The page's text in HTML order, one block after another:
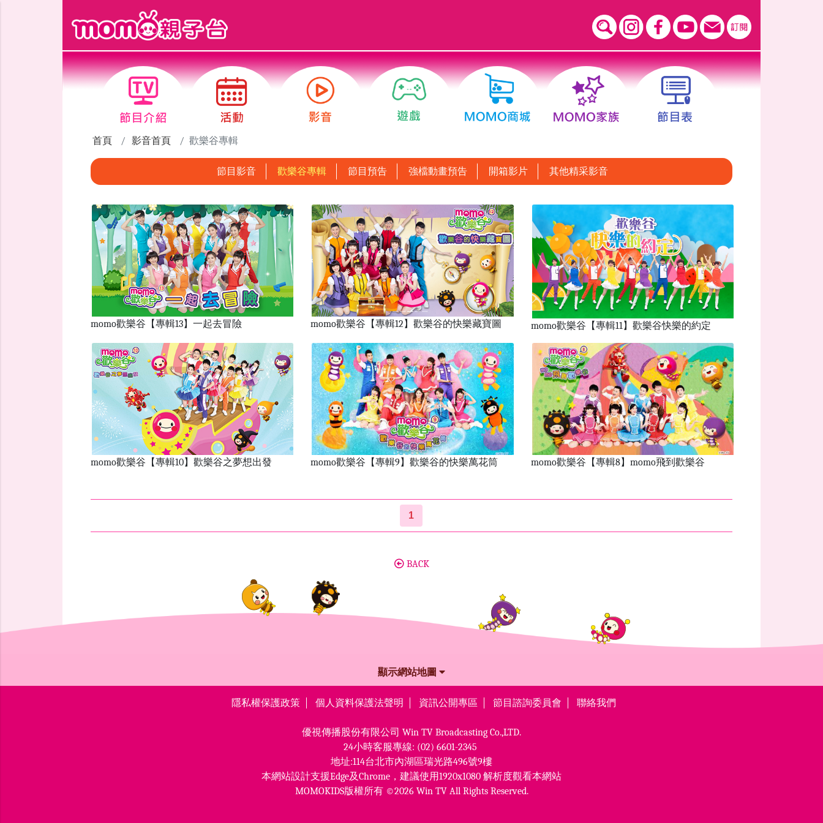
首頁 影音首頁 歡樂谷專輯
節目影音 歡樂谷專輯 節目預告 強檔動畫預告 開箱影片 其他精采影音
momo歡樂谷【專輯13】一起去冒險 momo歡樂谷【專輯12】歡樂谷的快樂藏寶圖 momo歡樂谷【專輯11】歡樂谷快樂的約定
momo歡樂谷【專輯10】歡樂谷之夢想出發 momo歡樂谷【專輯9】歡樂谷的快樂萬花筒 momo歡樂谷【專輯8】momo飛到歡樂谷
1
BACK
顯示網站地圖
隱私權保護政策 個人資料保護法聲明 資訊公開專區 節目諮詢委員會 聯絡我們
優視傳播股份有限公司 Win TV Broadcasting Co.,LTD.
24小時客服專線: (02) 6601-2345
地址:114台北市內湖區瑞光路496號9樓
本網站設計支援Edge及Chrome， 建議使用1920x1080 解析度觀看本網站
MOMOKIDS版權所有 ©2026 Win TV All Rights Reserved.